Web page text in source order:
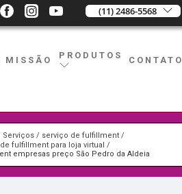
(11) 2486-5568
MISSÃO PRODUTOS CONTATO
Serviços
serviço de fulfillment
fulfillment para loja virtual
empresas preço São Pedro da Aldeia